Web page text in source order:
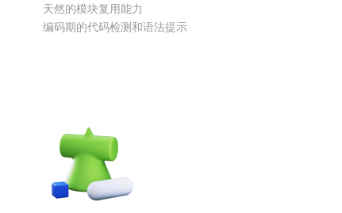
天然的模块复用能力
编码期的代码检测和语法提示